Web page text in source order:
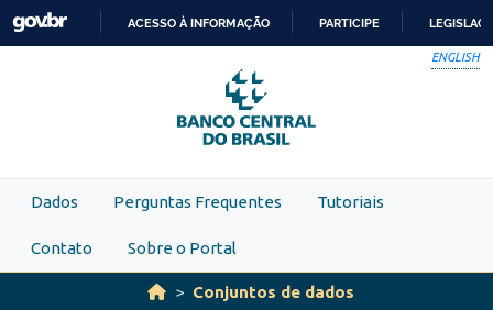
Skip to main content
PARA
O
CONTEÚDO
ACESSO À INFORMAÇÃO PARTICIPE
ENGLISH
Dados Perguntas Frequentes Tutoriais
Contato Sobre o Portal
Conjuntos de dados